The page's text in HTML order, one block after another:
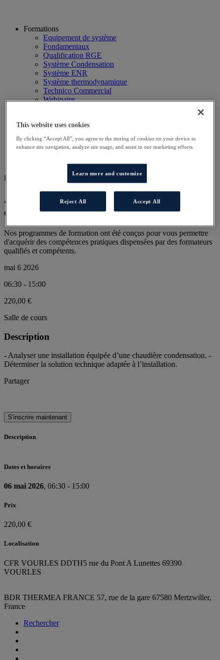
Formations
Equipement de système
Fondamentaux
Qualification RGE
Système Condensation
Système ENR
Système thermodynamique
Technico Commercial
Webinaire
Planning
Contactez-nous
Autres sites
Particulier
DD COND AT
Approfondissement technique des
chaudières à condensation
Nos programmes de formation ont été conçus pour vous permettre
d'acquérir des compétences pratiques dispensées par des formateurs
qualifiés et compétents.
mai 6 2026
06:30 - 15:00
220,00 €
Salle de cours
Description
- Analyser une installation équipée d’une chaudière condensation. -
Déterminer la solution technique adaptée à l’installation.
Partager
S'inscrire maintenant
Description
Dates et horaires
06 mai 2026, 06:30 - 15:00
Prix
220,00 €
Localisation
CFR VOURLES DDTH5 rue du Pont A Lunettes 69390
VOURLES
BDR THERMEA FRANCE 57, rue de la gare 67580 Mertzwiller,
France
Rechercher
This website uses cookies
By clicking “Accept All”, you agree to the storing of cookies on your device to
enhance site navigation, analyze site usage, and assist in our marketing efforts.
Learn more and customize
Reject All Accept All